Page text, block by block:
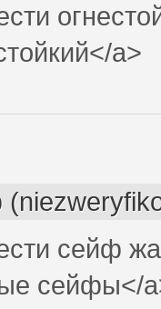
a>
сейф
сейфы</